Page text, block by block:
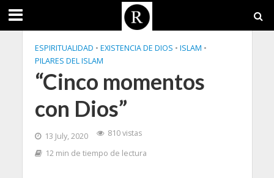
ESPIRITUALIDAD • EXISTENCIA DE DIOS • ISLAM •
PILARES DEL ISLAM
“Cinco momentos
con Dios”
13 July, 2020
810 vistas
12 min de tiempo de lectura